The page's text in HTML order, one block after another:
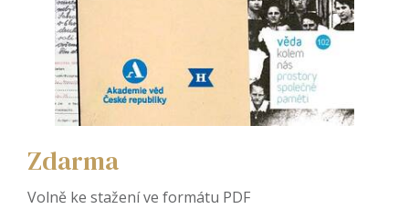
Zdarma
Volně ke stažení ve formátu PDF